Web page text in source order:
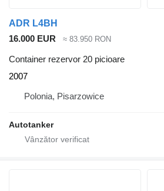
ADR L4BH
16.000 EUR
≈ 83.950 RON
Container rezervor 20 picioare
2007
Polonia, Pisarzowice
Autotanker